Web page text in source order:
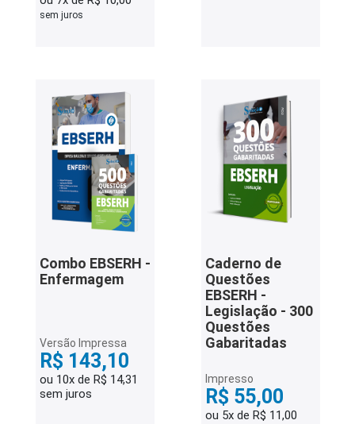
sem juros
Combo EBSERH -
Enfermagem
Versão Impressa
R$ 143,10
ou 10x de R$ 14,31
sem juros
Caderno de
Questões
EBSERH -
Legislação - 300
Questões
Gabaritadas
Impresso
R$ 55,00
ou 5x de R$ 11,00